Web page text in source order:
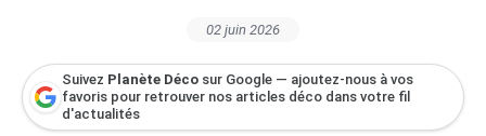
02 juin 2026
Suivez Planète Déco sur Google — ajoutez-nous à vos
favoris pour retrouver nos articles déco dans votre fil
d'actualités